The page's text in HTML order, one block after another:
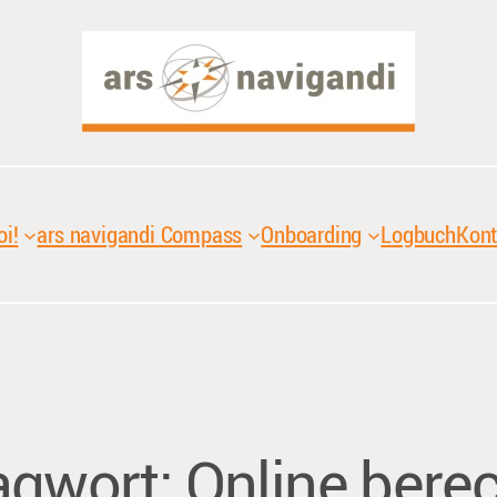
ars navigandi Compass Onboarding Logbuch